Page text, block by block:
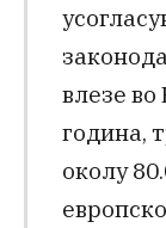
влезе во
година,
околу